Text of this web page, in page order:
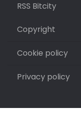
RSS Bitcity
Copyright
Cookie policy
Privacy policy